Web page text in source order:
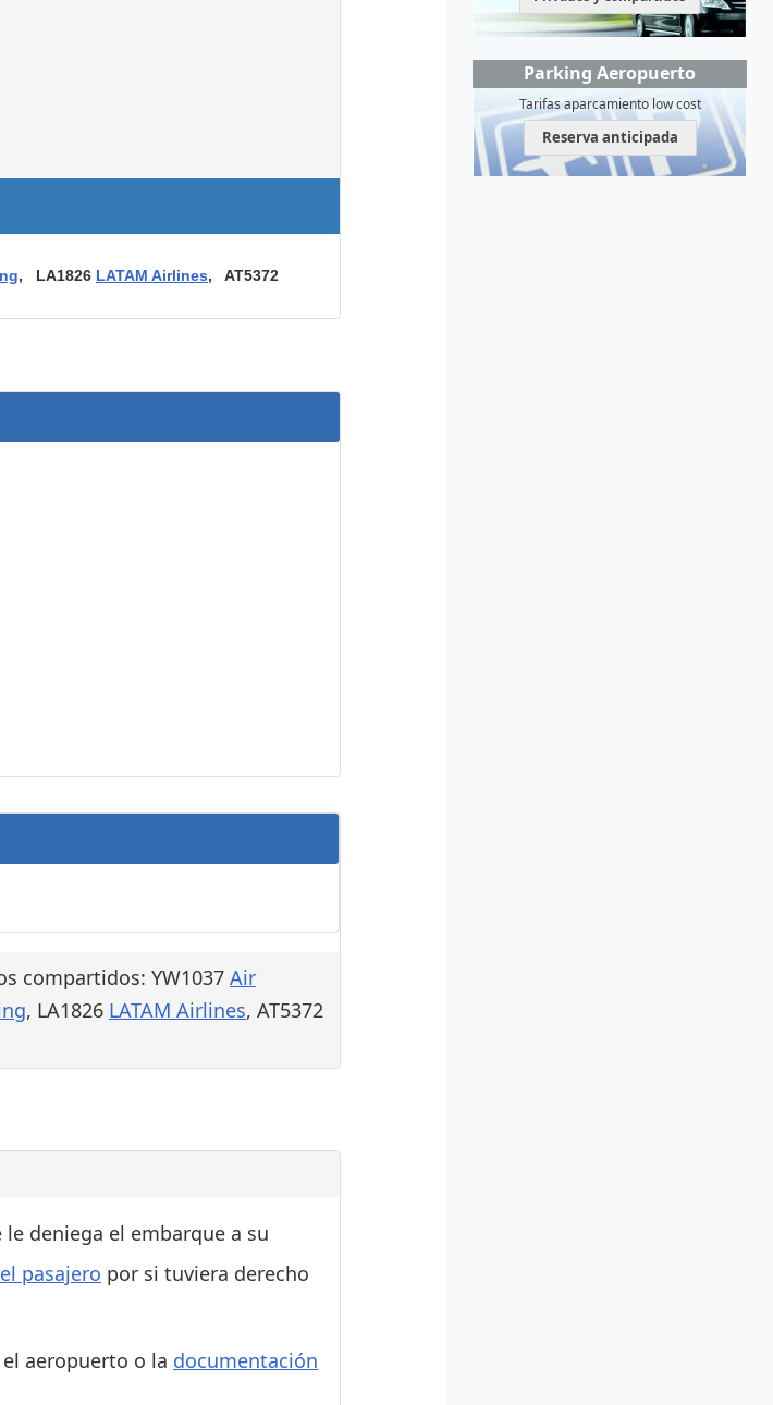
, LA1826 LATAM Airlines, AT5372
compartidos: YW1037 Air
, LA1826 LATAM Airlines, AT5372
deniega el embarque a su
pasajero por si tuviera derecho
aeropuerto o la documentación
Parking Aeropuerto
Tarifas aparcamiento low cost
Reserva anticipada